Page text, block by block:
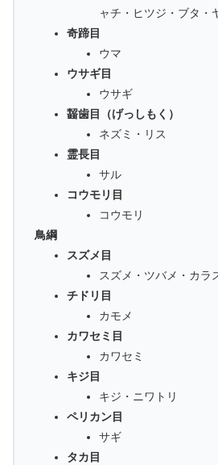
ャチ・ヒツジ・ブタ・
奇蹄目
ウマ
ウサギ目
ウサギ
齧歯目（げっしもく）
ネズミ・リス
霊長目
サル
コウモリ目
コウモリ
鳥綱
スズメ目
スズメ・ツバメ・カラ
チドリ目
カモメ
カワセミ目
カワセミ
キジ目
キジ・ニワトリ
ペリカン目
サギ
タカ目